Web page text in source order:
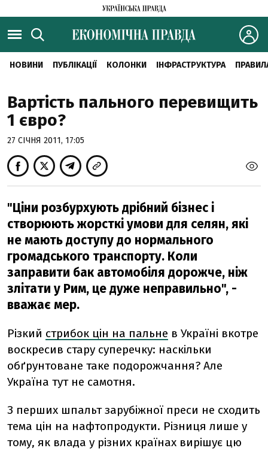
НОВИНИ ПУБЛІКАЦІЇ КОЛОНКИ ІНФРАСТРУКТУРА
Вартість пального перевищить
1 євро?
27 СІЧНЯ 2011, 17:05
"Ціни розбурхують дрібний бізнес і
створюють жорсткі умови для селян, які
не мають доступу до нормального
громадського транспорту. Коли
заправити бак автомобіля дорожче, ніж
злітати у Рим, це дуже неправильно", -
вважає мер.
Різкий стрибок цін на пальне в Україні вкотре
воскресив стару суперечку: наскільки
обґрунтоване таке подорожчання? Але
Україна тут не самотня.
З перших шпальт зарубіжної преси не сходить
тема цін на нафтопродукти. Різниця лише у
тому, як влада у різних країнах вирішує цю